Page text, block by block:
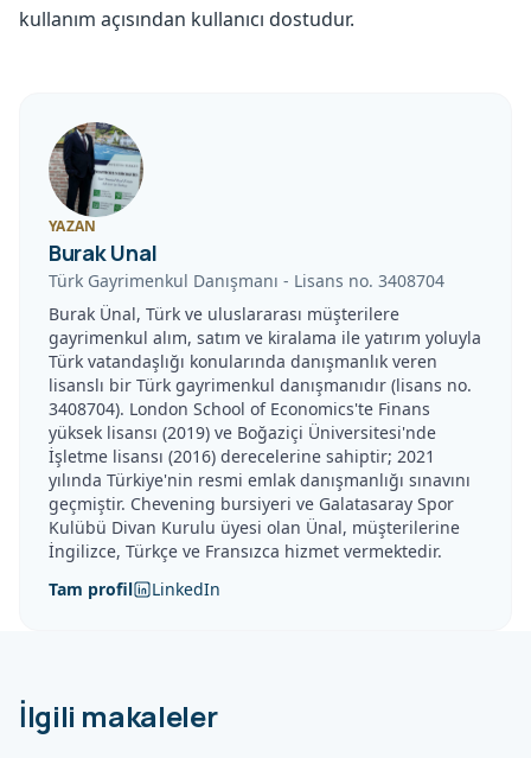
kullanım açısından kullanıcı dostudur.
YAZAN
Burak Unal
Türk Gayrimenkul Danışmanı - Lisans no. 3408704
Burak Ünal, Türk ve uluslararası müşterilere
gayrimenkul alım, satım ve kiralama ile yatırım yoluyla
Türk vatandaşlığı konularında danışmanlık veren
lisanslı bir Türk gayrimenkul danışmanıdır (lisans no.
3408704). London School of Economics'te Finans
yüksek lisansı (2019) ve Boğaziçi Üniversitesi'nde
İşletme lisansı (2016) derecelerine sahiptir; 2021
yılında Türkiye'nin resmi emlak danışmanlığı sınavını
geçmiştir. Chevening bursiyeri ve Galatasaray Spor
Kulübü Divan Kurulu üyesi olan Ünal, müşterilerine
İngilizce, Türkçe ve Fransızca hizmet vermektedir.
Tam profil
LinkedIn
İlgili makaleler